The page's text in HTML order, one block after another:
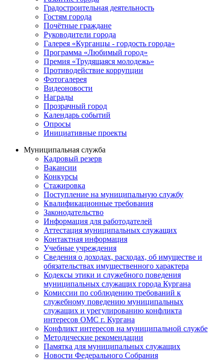
Градостроительная деятельность
Гостям города
Почётные граждане
Руководители города
Галерея «Курганцы - гордость города»
Программа «Любимый город»
Премия «Трудящаяся молодежь»
Противодействие коррупции
Фотогалерея
Видеоновости
Награды
Прозрачный город
Календарь событий
Опросы
Инициативные проекты
Муниципальная служба
Кадровый резерв
Вакансии
Конкурсы
Стажировка
Поступление на муниципальную службу
Квалификационные требования
Законодательство
Информация для работодателей
Аттестация муниципальных служащих
Контактная информация
Учебные учреждения
Сведения о доходах, расходах, об имуществе и
обязательствах имущественного характера
Кодексы этики и служебного поведения
муниципальных служащих города Кургана
Комиссии по соблюдению требований к
служебному поведению муниципальных
служащих и урегулированию конфликта
интересов ОМС г. Кургана
Конфликт интересов на муниципальной службе
Методические рекомендации
Памятка для муниципальных служащих
Новости Федерального Cобрания